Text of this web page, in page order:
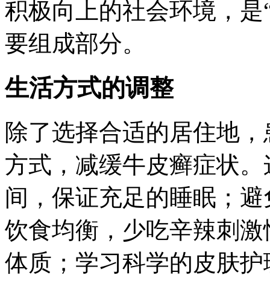
积极向上的社会环境，
要组成部分。
生活方式的调整
除了选择合适的居住地
方式，减缓牛皮癣症状
间，保证充足的睡眠；
饮食均衡，少吃辛辣刺
体质；学习科学的皮肤